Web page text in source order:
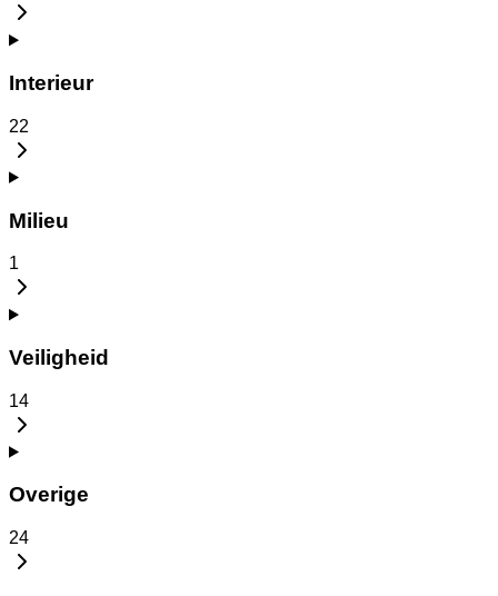
Interieur
22
Milieu
1
Veiligheid
14
Overige
24